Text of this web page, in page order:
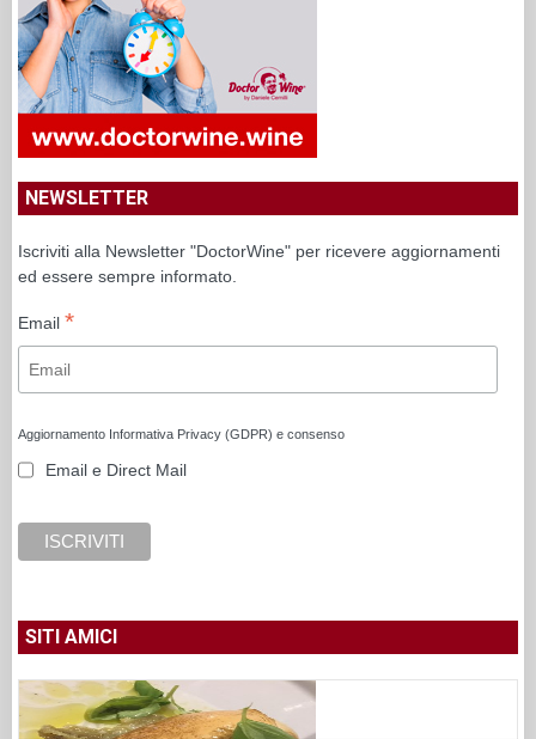
NEWSLETTER
Iscriviti alla Newsletter "DoctorWine" per ricevere aggiornamenti
ed essere sempre informato.
Email *
Aggiornamento Informativa Privacy (GDPR) e consenso
Email e Direct Mail
SITI AMICI